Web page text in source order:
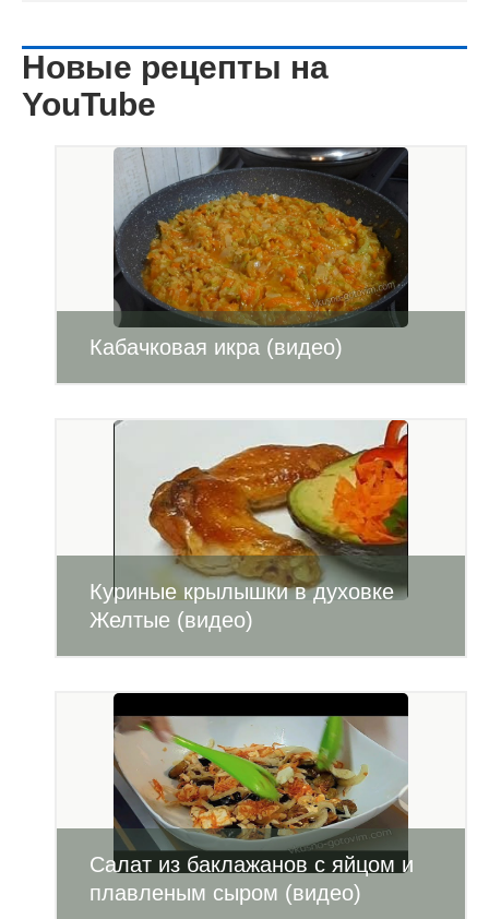
Новые рецепты на
YouTube
Кабачковая икра (видео)
Куриные крылышки в духовке
Желтые (видео)
Салат из баклажанов с яйцом и
плавленым сыром (видео)